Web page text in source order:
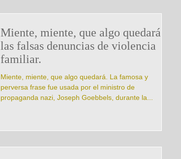
Miente, miente, que algo quedará…
las falsas denuncias de violencia
familiar.
Miente, miente, que algo quedará. La famosa y
perversa frase fue usada por el ministro de
propaganda nazi, Joseph Goebbels, durante la...